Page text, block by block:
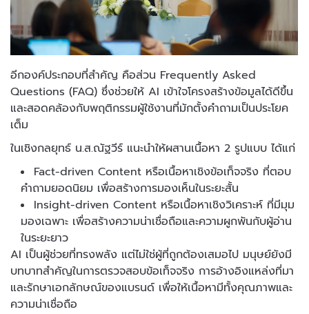
อีกองค์ประกอบที่สำคัญ คือส่วน Frequently Asked
Questions (FAQ) ซึ่งช่วยให้ AI เข้าใจโครงสร้างข้อมูลได้ดีขึ้น
และสอดคล้องกับพฤติกรรมผู้ใช้งานที่มักตั้งคำถามเป็นประโยค
เต็ม
ในเชิงกลยุทธ์ น.ส.ณัฐวีร์ แนะนำให้ผสานเนื้อหา 2 รูปแบบ ได้แก่
Fact-driven Content หรือเนื้อหาเชิงข้อเท็จจริง ที่ตอบ
คำถามยอดนิยม เพื่อสร้างการมองเห็นในระยะสั้น
Insight-driven Content หรือเนื้อหาเชิงวิเคราะห์ ที่มีมุม
มองเฉพาะ เพื่อสร้างความน่าเชื่อถือและความผูกพันกับผู้อ่าน
ในระยะยาว
AI เป็นผู้ช่วยที่ทรงพลัง แต่ไม่ใช่ผู้ที่ถูกต้องเสมอไป มนุษย์ยังมี
บทบาทสำคัญในการตรวจสอบข้อเท็จจริง การอ้างอิงแหล่งที่มา
และรักษาเอกลักษณ์ของแบรนด์ เพื่อให้เนื้อหามีทั้งคุณภาพและ
ความน่าเชื่อถือ